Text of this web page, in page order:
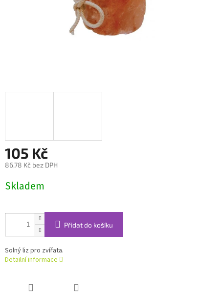
105 Kč
86,78 Kč bez DPH
cena:
Skladem
Přidat do košíku
Solný liz pro zvířata.
Detailní informace